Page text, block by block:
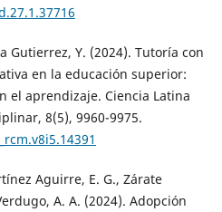
Gutierrez, Y. (2024). Tutoría con
en la educación superior:
el aprendizaje. Ciencia Latina
8(5), 9960-9975.
Aguirre, E. G., Zárate
A. A. (2024). Adopción